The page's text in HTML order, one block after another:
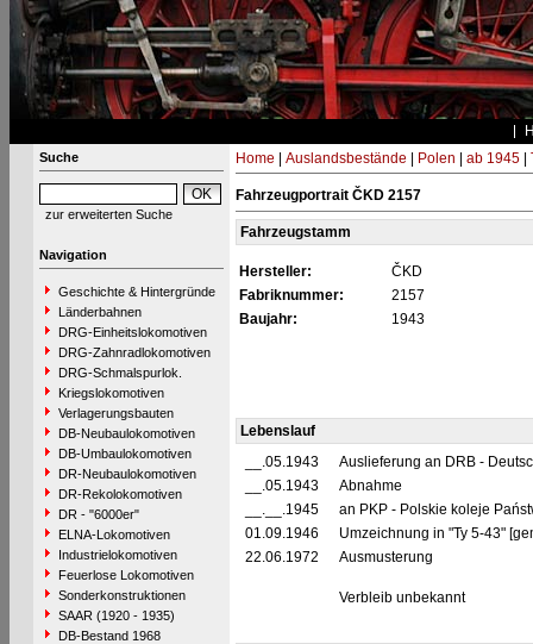
Suche
zur erweiterten Suche
Navigation
Geschichte & Hintergründe
Länderbahnen
DRG-Einheitslokomotiven
DRG-Zahnradlokomotiven
DRG-Schmalspurlok.
Kriegslokomotiven
Verlagerungsbauten
DB-Neubaulokomotiven
DB-Umbaulokomotiven
DR-Neubaulokomotiven
DR-Rekolokomotiven
DR - "6000er"
ELNA-Lokomotiven
Industrielokomotiven
Feuerlose Lokomotiven
Sonderkonstruktionen
SAAR (1920 - 1935)
DB-Bestand 1968
Home Auslandsbestände Polen ab 1945|
Fahrzeugportrait ČKD 2157
Fahrzeugstamm
Hersteller:
ČKD
Fabriknummer:
2157
Baujahr:
1943
Lebenslauf
__.05.1943
Auslieferung an DRB -
__.05.1943
Abnahme
__.__.1945
an PKP - Polskie koleje
01.09.1946
Umzeichnung in "Ty 5-43"
22.06.1972
Ausmusterung
Verbleib unbekannt